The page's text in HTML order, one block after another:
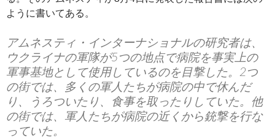
ように書いてある。
アムネスティ・インターナショナルの研究者は、
ウクライナの軍隊が5つの地点で病院を事実上の
軍事基地として使用しているのを目撃した。2つ
の街では、多くの軍人たちが病院の中で休んだ
り、うろついたり、食事を取ったりしていた。他
の街では、軍人たちが病院の近くから銃撃を行な
っていた。